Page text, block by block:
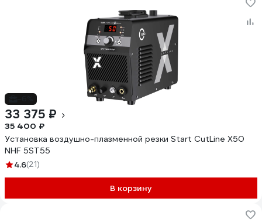
33 375 ₽
35 400 ₽
Установка воздушно-плазменной резки Start CutLine X50
NHF 5ST55
4.6(21)
В корзину